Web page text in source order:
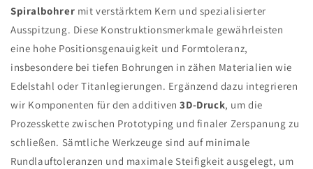
Spiralbohrer mit verstärktem Kern und spezialisierter
Ausspitzung. Diese Konstruktionsmerkmale gewährleisten
eine hohe Positionsgenauigkeit und Formtoleranz,
insbesondere bei tiefen Bohrungen in zähen Materialien wie
Edelstahl oder Titanlegierungen. Ergänzend dazu integrieren
wir Komponenten für den additiven3D-Druck, um die
Prozesskette zwischen Prototyping und finaler Zerspanung zu
schließen. Sämtliche Werkzeuge sind auf minimale
Rundlauftoleranzen und maximale Steifigkeit ausgelegt, um